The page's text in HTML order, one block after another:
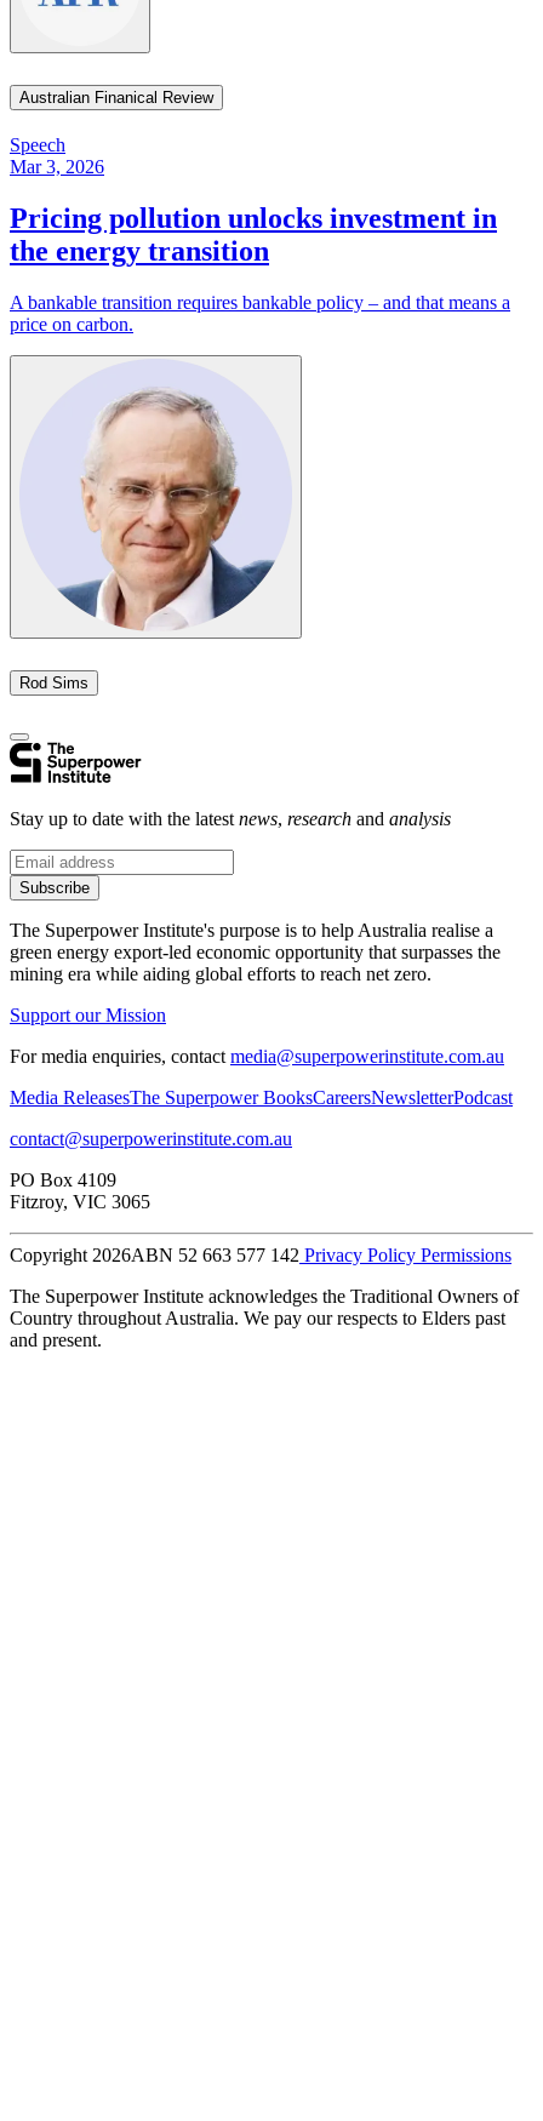
Australian Finanical Review​​​​‌ ‍ ​‍​‍‌‍ ‌ ​‍‌‍‍‌‌‍‌ ‌‍‍‌‌‍ ‍​‍​‍​ ‍‍​‍​‍‌ ​ ‌‍​‌‌‍ ‍‌‍‍‌‌ ‌​‌ ‍‌​‍ ‍‌‍‍‌‌‍ ​‍​‍​‍ ​​‍​‍‌‍‍​‌ ​‍‌‍‌‌‌‍‌‍​‍​‍​ ‍‍​‍​‍‌‍‍​‌ ‌​‌ ‌​‌ ​​​ ‍‍​‍ ​‍ ‌‍ ​‌‍ ‌‍​ ‌‍​‌‌‍ ​‌‍‍​‌‍ ‌ ​ ‌ ‌​​ ‍‍​ ​ ​ ​ ​ ​ ​ ​ ​‍ ‌‍‍‌‌‍ ‍‌ ‌​‌‍‌‌‌‍ ‍‌ ‌​​‍ ‌‍‌‌‌‍‌​‌‍‍‌‌ ‌​​‍ ‌‍ ‌‌‍ ‌‍‌​‌‍‌‌​ ‌‌ ​​‌ ​‍‌‍‌‌‌ ​ ‌‍‌‌‌‍ ‍‌ ‌​‌‍​‌‌ ‌​‌‍‍‌‌‍ ‌‍ ‍​ ‍ ‌‍‍‌‌‍‌​​ ‌​ ​​​ ‍‌​ ​‌​ ​‍‌‍​‌​ ‍​​ ‍​​ ​‌​‍ ‌‌‍‌​‌‍‌​​ ‍‌‌‍​‍​‍ ‌​ ‌​​ ​‌​ ‌‍‌‍​‌​‍ ‌​ ‍​‌‍‌‍‌‍‌‍​ ‍‌​‍ ‌‌‍‌​​ ‍​​ ‍​​ ‍‌​ ‌‌​ ​‌​ ​‌‌‍‌‌​ ‌​​ ‌‌​ ​ ​ ‍​​ ‍ ‌ ‌​‌ ‍‌‌ ​​‌‍‌‌​ ‌‌‍​‌‌ ‌‌‌ ‌​‌‍‍​‌‍ ‌ ​‍​ ‍ ‌ ​​‌‍​‌‌ ‌​‌‍‍​​ ‌‌‍ ‍‌‍​‌‌‍ ‌‌‍‌‌​ ‌‍​‍‌‍​‌‌ ​ ‌‍‌‌‌‌‌‌‌ ​‍‌‍ ​​ ‌‌‍‍​‌ ‌​‌ ‌​‌ ​​​‍‌‌​ ​ ‌​​‌​‍‌‌​ ​‍‌​‌‍​‍‌‌​ ​‍‌​‌‍‌‍ ​‌‍ ‌‍​ ‌‍​‌‌‍ ​‌‍‍​‌‍ ‌ ​ ‌ ‌​​‍‌‌​ ​ ‌​​‌​ ​ ​ ​ ​ ​ ​ ​ ​‍‌‍‌‍‍‌‌‍‌​​ ‌​ ​​​ ‍‌​ ​‌​ ​‍‌‍​‌​ ‍​​ ‍​​ ​‌​‍ ‌‌‍‌​‌‍‌​​ ‍‌‌‍​‍​‍ ‌​ ‌​​ ​‌​ ‌‍‌‍​‌​‍ ‌​ ‍​‌‍‌‍‌‍‌‍​ ‍‌​‍ ‌‌‍‌​​ ‍​​ ‍​​ ‍‌​ ‌‌​ ​‌​ ​‌‌‍‌‌​ ‌​​ ‌‌​ ​ ​ ‍​​‍‌‍‌ ‌​‌ ‍‌‌ ​​‌‍‌‌​ ‌‌‍​‌‌ ‌‌‌ ‌​‌‍‍​‌‍ ‌ ​‍​‍‌‍‌ ​​‌‍​‌‌ ‌​‌‍‍​​ ‌‌‍ ‍‌‍​‌‌‍ ‌‌‍‌‌​‍‌‍‌ ​​‌‍‌‌‌ ​‍‌ ​ ‌ ​​‌‍‌‌‌‍​ ‌ ‌​‌‍‍‌‌ ‌‍‌‍‌‌​ ‌‌ ​​‌ ‌‌‌‍​‍‌‍ ​‌‍‍‌‌ ​ ‌‍‍​‌‍‌‌‌‍‌​​‍​‍‌ ‌
Speech
Mar 3, 2026
Pricing pollution unlocks investment in
the energy transition​​​​‌ ‍ ​‍​‍‌‍ ‌ ​‍‌‍‍‌‌‍‌ ‌‍‍‌‌‍ ‍​‍​‍​ ‍‍​‍​‍‌ ​ ‌‍​‌‌‍ ‍‌‍‍‌‌ ‌​‌ ‍‌​‍ ‍‌‍‍‌‌‍ ​‍​‍​‍ ​​‍​‍‌‍‍​‌ ​‍‌‍‌‌‌‍‌‍​‍​‍​ ‍‍​‍​‍‌‍‍​‌ ‌​‌ ‌​‌ ​​​ ‍‍​‍ ​‍ ‌‍ ​‌‍ ‌‍​ ‌‍​‌‌‍ ​‌‍‍​‌‍ ‌ ​ ‌ ‌​​ ‍‍​ ​ ​ ​ ​ ​ ​ ​ ​‍ ‌‍‍‌‌‍ ‍‌ ‌​‌‍‌‌‌‍ ‍‌ ‌​​‍ ‌‍‌‌‌‍‌​‌‍‍‌‌ ‌​​‍ ‌‍ ‌‌‍ ‌‍‌​‌‍‌‌​ ‌‌ ​​‌ ​‍‌‍‌‌‌ ​ ‌‍‌‌‌‍ ‍‌ ‌​‌‍​‌‌ ‌​‌‍‍‌‌‍ ‌‍ ‍​ ‍ ‌‍‍‌‌‍‌​​ ‌​ ​‍​ ‍​‌‍​‍​ ​​​ ‌ ​ ​ ‌‍‌‌​ ‍‌​‍ ‌​ ​ ​ ​​‌‍​‍​ ​ ​‍ ‌​ ‌​​ ​‌​ ​ ​ ‌‌​‍ ‌​ ‍‌​ ‌‌‌‍​ ​ ‌‍​‍ ‌‌‍‌‍​ ‌‌‌‍​‌​ ​ ‌‍‌‌‌‍‌​​ ​‌​ ‌ ​ ‌ ‌‍​‌​ ‌‍​ ‌ ​ ‍ ‌ ‌​‌ ‍‌‌ ​​‌‍‌‌​ ‌‌‍ ‍‌‍‌‌‌ ‌ ‌ ​ ​ ‍ ‌ ​​‌‍​‌‌ ‌​‌‍‍​​ ‌‌ ‌​‌‍‍‌‌ ‌​‌‍ ​‌‍‌‌​ ‌‍​‍‌‍​‌‌ ​ ‌‍‌‌‌‌‌‌‌ ​‍‌‍ ​​ ‌‌‍‍​‌ ‌​‌ ‌​‌ ​​​‍‌‌​ ​ ‌​​‌​‍‌‌​ ​‍‌​‌‍​‍‌‌​ ​‍‌​‌‍‌‍ ​‌‍ ‌‍​ ‌‍​‌‌‍ ​‌‍‍​‌‍ ‌ ​ ‌ ‌​​‍‌‌​ ​ ‌​​‌​ ​ ​ ​ ​ ​ ​ ​ ​‍‌‍‌‍‍‌‌‍‌​​ ‌​ ​‍​ ‍​‌‍​‍​ ​​​ ‌ ​ ​ ‌‍‌‌​ ‍‌​‍ ‌​ ​ ​ ​​‌‍​‍​ ​ ​‍ ‌​ ‌​​ ​‌​ ​ ​ ‌‌​‍ ‌​ ‍‌​ ‌‌‌‍​ ​ ‌‍​‍ ‌‌‍‌‍​ ‌‌‌‍​‌​ ​ ‌‍‌‌‌‍‌​​ ​‌​ ‌ ​ ‌ ‌‍​‌​ ‌‍​ ‌ ​‍‌‍‌ ‌​‌ ‍‌‌ ​​‌‍‌‌​ ‌‌‍ ‍‌‍‌‌‌ ‌ ‌ ​ ​‍‌‍‌ ​​‌‍​‌‌ ‌​‌‍‍​​ ‌‌ ‌​‌‍‍‌‌ ‌​‌‍ ​‌‍‌‌​‍‌‍‌ ​​‌‍‌‌‌ ​‍‌ ​ ‌ ​​‌‍‌‌‌‍​ ‌ ‌​‌‍‍‌‌ ‌‍‌‍‌‌​ ‌‌ ​​‌ ‌‌‌‍​‍‌‍ ​‌‍‍‌‌ ​ ‌‍‍​‌‍‌‌‌‍‌​​‍​‍‌ ‌
A bankable transition requires bankable policy – and that means a
price on carbon.​​​​‌ ‍ ​‍​‍‌‍ ‌ ​‍‌‍‍‌‌‍‌ ‌‍‍‌‌‍ ‍​‍​‍​ ‍‍​‍​‍‌ ​ ‌‍​‌‌‍ ‍‌‍‍‌‌ ‌​‌ ‍‌​‍ ‍‌‍‍‌‌‍ ​‍​‍​‍ ​​‍​‍‌‍‍​‌ ​‍‌‍‌‌‌‍‌‍​‍​‍​ ‍‍​‍​‍‌‍‍​‌ ‌​‌ ‌​‌ ​​​ ‍‍​‍ ​‍ ‌‍ ​‌‍ ‌‍​ ‌‍​‌‌‍ ​‌‍‍​‌‍ ‌ ​ ‌ ‌​​ ‍‍​ ​ ​ ​ ​ ​ ​ ​ ​‍ ‌‍‍‌‌‍ ‍‌ ‌​‌‍‌‌‌‍ ‍‌ ‌​​‍ ‌‍‌‌‌‍‌​‌‍‍‌‌ ‌​​‍ ‌‍ ‌‌‍ ‌‍‌​‌‍‌‌​ ‌‌ ​​‌ ​‍‌‍‌‌‌ ​ ‌‍‌‌‌‍ ‍‌ ‌​‌‍​‌‌ ‌​‌‍‍‌‌‍ ‌‍ ‍​ ‍ ‌‍‍‌‌‍‌​​ ‌​ ​‍​ ‍​‌‍​‍​ ​​​ ‌ ​ ​ ‌‍‌‌​ ‍‌​‍ ‌​ ​ ​ ​​‌‍​‍​ ​ ​‍ ‌​ ‌​​ ​‌​ ​ ​ ‌‌​‍ ‌​ ‍‌​ ‌‌‌‍​ ​ ‌‍​‍ ‌‌‍‌‍​ ‌‌‌‍​‌​ ​ ‌‍‌‌‌‍‌​​ ​‌​ ‌ ​ ‌ ‌‍​‌​ ‌‍​ ‌ ​ ‍ ‌ ‌​‌ ‍‌‌ ​​‌‍‌‌​ ‌‌‍ ‍‌‍‌‌‌ ‌ ‌ ​ ​ ‍ ‌ ​​‌‍​‌‌ ‌​‌‍‍​​ ‌‌‍‌​‌‍‌‌‌ ​ ‌‍​ ‌ ​‍‌‍‍‌‌ ​​‌ ‌​‌‍‍‌‌‍ ‌‍ ‍​‍‌‌​ ‌‌‌​​‍‌‌ ‌‍‍ ‌‍‌‌‌ ‍‌​‍‌‌​ ​ ‌​‌​​‍‌‌​ ​ ‌​‌​​‍‌‌​ ​‍​ ​‍​ ​ ​ ‍​​ ​‍‌‍​ ‌‍‌‌​ ​ ​ ‌‍​ ‍‌​ ‌ ​ ‌​​ ‍​​ ​‍​‍‌‌​ ​‍​ ​‍​‍‌‌​ ‌‌‌​‌​​‍ ‍‌‍​ ‌‍‍​‌‍‍‌‌‍ ​‌‍‌​‌ ​‍‌‍‌‌‌‍ ‍​‍‌‌​ ‌‌‌​​‍‌‌ ‌‍‍ ‌‍‌‌‌ ‍‌​‍‌‌​ ​ ‌​‌​​‍‌‌​ ​ ‌​‌​​‍‌‌​ ​‍​ ​‍‌‍​‍​ ‌​​ ‌​​ ​‍‌‍‌‍‌‍‌‍​ ‍​‌‍​‍‌‍‌‍‌‍‌​​ ‌‌‌‍‌‍​‍‌‌​ ​‍​ ​‍​‍‌‌​ ‌‌‌​‌​​‍ ‍‌ ‌​‌‍‌‌‌ ‍​‌ ‌​​ ‌‍​‍‌‍​‌‌ ​ ‌‍‌‌‌‌‌‌‌ ​‍‌‍ ​​ ‌‌‍‍​‌ ‌​‌ ‌​‌ ​​​‍‌‌​ ​ ‌​​‌​‍‌‌​ ​‍‌​‌‍​‍‌‌​ ​‍‌​‌‍‌‍ ​‌‍ ‌‍​ ‌‍​‌‌‍ ​‌‍‍​‌‍ ‌ ​ ‌ ‌​​‍‌‌​ ​ ‌​​‌​ ​ ​ ​ ​ ​ ​ ​ ​‍‌‍‌‍‍‌‌‍‌​​ ‌​ ​‍​ ‍​‌‍​‍​ ​​​ ‌ ​ ​ ‌‍‌‌​ ‍‌​‍ ‌​ ​ ​ ​​‌‍​‍​ ​ ​‍ ‌​ ‌​​ ​‌​ ​ ​ ‌‌​‍ ‌​ ‍‌​ ‌‌‌‍​ ​ ‌‍​‍ ‌‌‍‌‍​ ‌‌‌‍​‌​ ​ ‌‍‌‌‌‍‌​​ ​‌​ ‌ ​ ‌ ‌‍​‌​ ‌‍​ ‌ ​‍‌‍‌ ‌​‌ ‍‌‌ ​​‌‍‌‌​ ‌‌‍ ‍‌‍‌‌‌ ‌ ‌ ​ ​‍‌‍‌ ​​‌‍​‌‌ ‌​‌‍‍​​ ‌‌‍‌​‌‍‌‌‌ ​ ‌‍​ ‌ ​‍‌‍‍‌‌ ​​‌ ‌​‌‍‍‌‌‍ ‌‍ ‍​‍‌‌​ ‌‌‌​​‍‌‌ ‌‍‍ ‌‍‌‌‌ ‍‌​‍‌‌​ ​ ‌​‌​​‍‌‌​ ​ ‌​‌​​‍‌‌​ ​‍​ ​‍​ ​ ​ ‍​​ ​‍‌‍​ ‌‍‌‌​ ​ ​ ‌‍​ ‍‌​ ‌ ​ ‌​​ ‍​​ ​‍​‍‌‌​ ​‍​ ​‍​‍‌‌​ ‌‌‌​‌​​‍ ‍‌‍​ ‌‍‍​‌‍‍‌‌‍ ​‌‍‌​‌ ​‍‌‍‌‌‌‍ ‍​‍‌‌​ ‌‌‌​​‍‌‌ ‌‍‍ ‌‍‌‌‌ ‍‌​‍‌‌​ ​ ‌​‌​​‍‌‌​ ​ ‌​‌​​‍‌‌​ ​‍​ ​‍‌‍​‍​ ‌​​ ‌​​ ​‍‌‍‌‍‌‍‌‍​ ‍​‌‍​‍‌‍‌‍‌‍‌​​ ‌‌‌‍‌‍​‍‌‌​ ​‍​ ​‍​‍‌‌​ ‌‌‌​‌​​‍ ‍‌ ‌​‌‍‌‌‌ ‍​‌ ‌​​‍‌‍‌ ​​‌‍‌‌‌ ​‍‌ ​ ‌ ​​‌‍‌‌‌‍​ ‌ ‌​‌‍‍‌‌ ‌‍‌‍‌‌​ ‌‌ ​​‌ ‌‌‌‍​‍‌‍ ​‌‍‍‌‌ ​ ‌‍‍​‌‍‌‌‌‍‌​​‍​‍‌ ‌
Rod Sims​​​​‌ ‍ ​‍​‍‌‍ ‌ ​‍‌‍‍‌‌‍‌ ‌‍‍‌‌‍ ‍​‍​‍​ ‍‍​‍​‍‌ ​ ‌‍​‌‌‍ ‍‌‍‍‌‌ ‌​‌ ‍‌​‍ ‍‌‍‍‌‌‍ ​‍​‍​‍ ​​‍​‍‌‍‍​‌ ​‍‌‍‌‌‌‍‌‍​‍​‍​ ‍‍​‍​‍‌‍‍​‌ ‌​‌ ‌​‌ ​​​ ‍‍​‍ ​‍ ‌‍ ​‌‍ ‌‍​ ‌‍​‌‌‍ ​‌‍‍​‌‍ ‌ ​ ‌ ‌​​ ‍‍​ ​ ​ ​ ​ ​ ​ ​ ​‍ ‌‍‍‌‌‍ ‍‌ ‌​‌‍‌‌‌‍ ‍‌ ‌​​‍ ‌‍‌‌‌‍‌​‌‍‍‌‌ ‌​​‍ ‌‍ ‌‌‍ ‌‍‌​‌‍‌‌​ ‌‌ ​​‌ ​‍‌‍‌‌‌ ​ ‌‍‌‌‌‍ ‍‌ ‌​‌‍​‌‌ ‌​‌‍‍‌‌‍ ‌‍ ‍​ ‍ ‌‍‍‌‌‍‌​​ ‌​ ‌‌​ ‍​​ ‌‌​ ​‍‌‍‌​​ ‍‌​ ‌‍​ ‍​​‍ ‌​ ‍​​ ‍‌‌‍​‍​ ‌ ​‍ ‌​ ‌​​ ‍​​ ‌​‌‍‌‍​‍ ‌‌‍​‍​ ​‍​ ‍​​ ‌‍​‍ ‌​ ‍‌​ ‌‌​ ​‌‌‍​ ‌‍​‌​ ​ ​ ‍​​ ​‍‌‍​ ​ ​‌​ ‌​​ ‍‌​ ‍ ‌ ‌​‌ ‍‌‌ ​​‌‍‌‌​ ‌‌‍​‌‌ ‌‌‌ ‌​‌‍‍​‌‍ ‌ ​‍​ ‍ ‌ ​​‌‍​‌‌ ‌​‌‍‍​​ ‌‌‍ ‍‌‍​‌‌‍ ‌‌‍‌‌​ ‌‍​‍‌‍​‌‌ ​ ‌‍‌‌‌‌‌‌‌ ​‍‌‍ ​​ ‌‌‍‍​‌ ‌​‌ ‌​‌ ​​​‍‌‌​ ​ ‌​​‌​‍‌‌​ ​‍‌​‌‍​‍‌‌​ ​‍‌​‌‍‌‍ ​‌‍ ‌‍​ ‌‍​‌‌‍ ​‌‍‍​‌‍ ‌ ​ ‌ ‌​​‍‌‌​ ​ ‌​​‌​ ​ ​ ​ ​ ​ ​ ​ ​‍‌‍‌‍‍‌‌‍‌​​ ‌​ ‌‌​ ‍​​ ‌‌​ ​‍‌‍‌​​ ‍‌​ ‌‍​ ‍​​‍ ‌​ ‍​​ ‍‌‌‍​‍​ ‌ ​‍ ‌​ ‌​​ ‍​​ ‌​‌‍‌‍​‍ ‌‌‍​‍​ ​‍​ ‍​​ ‌‍​‍ ‌​ ‍‌​ ‌‌​ ​‌‌‍​ ‌‍​‌​ ​ ​ ‍​​ ​‍‌‍​ ​ ​‌​ ‌​​ ‍‌​‍‌‍‌ ‌​‌ ‍‌‌ ​​‌‍‌‌​ ‌‌‍​‌‌ ‌‌‌ ‌​‌‍‍​‌‍ ‌ ​‍​‍‌‍‌ ​​‌‍​‌‌ ‌​‌‍‍​​ ‌‌‍ ‍‌‍​‌‌‍ ‌‌‍‌‌​‍‌‍‌ ​​‌‍‌‌‌ ​‍‌ ​ ‌ ​​‌‍‌‌‌‍​ ‌ ‌​‌‍‍‌‌ ‌‍‌‍‌‌​ ‌‌ ​​‌ ‌‌‌‍​‍‌‍ ​‌‍‍‌‌ ​ ‌‍‍​‌‍‌‌‌‍‌​​‍​‍‌ ‌
Stay up to date with the latest news, research and analysis
Subscribe
The Superpower Institute's purpose is to help Australia realise a
green energy export-led economic opportunity that surpasses the
mining era while aiding global efforts to reach net zero.​​​​‌ ‍ ​‍​‍‌‍ ‌ ​‍‌‍‍‌‌‍‌ ‌‍‍‌‌‍ ‍​‍​‍​ ‍‍​‍​‍‌ ​ ‌‍​‌‌‍ ‍‌‍‍‌‌ ‌​‌ ‍‌​‍ ‍‌‍‍‌‌‍ ​‍​‍​‍ ​​‍​‍‌‍‍​‌ ​‍‌‍‌‌‌‍‌‍​‍​‍​ ‍‍​‍​‍‌‍‍​‌ ‌​‌ ‌​‌ ​​​ ‍‍​‍ ​‍ ‌‍ ​‌‍ ‌‍​ ‌‍​‌‌‍ ​‌‍‍​‌‍ ‌ ​ ‌ ‌​​ ‍‍​ ​ ​ ​ ​ ​ ​ ​ ​‍ ‌‍‍‌‌‍ ‍‌ ‌​‌‍‌‌‌‍ ‍‌ ‌​​‍ ‌‍‌‌‌‍‌​‌‍‍‌‌ ‌​​‍ ‌‍ ‌‌‍ ‌‍‌​‌‍‌‌​ ‌‌ ​​‌ ​‍‌‍‌‌‌ ​ ‌‍‌‌‌‍ ‍‌ ‌​‌‍​‌‌ ‌​‌‍‍‌‌‍ ‌‍ ‍​ ‍ ‌‍‍‌‌‍‌​​ ‌​ ​‍​ ‌‍​ ‌‌​ ‌‍​ ​​‌‍‌‌​ ‍​​ ​​​‍ ‌​ ‌ ​ ‌​​ ‌‍​ ‌‌​‍ ‌​ ‌​​ ‍​​ ​ ​ ‍‌​‍ ‌​ ‍​​ ‌‍​ ​‍​ ‍‌​‍ ‌​ ‌‌​ ‌‌​ ‌ ​ ​‍‌‍‌‍​ ‍​​ ​‍​ ‍‌​ ‌‌​ ‍​​ ​​‌‍‌‌​ ‍ ‌ ‌​‌ ‍‌‌ ​​‌‍‌‌​ ‌‌ ​ ‌‍‌‌‌ ‌​‌ ‌​‌‍‍‌‌‍ ‍‌‍‌ ‌ ​ ​ ‍ ‌ ​​‌‍​‌‌ ‌​‌‍‍​​ ‌‌‍‌‍‌‍ ‌‍ ‌ ‌​‌‍‌‌‌ ​‍‌‌‌​‌‍‌‌‌ ‍​‌ ‌​​ ‌‍​‍‌‍​‌‌ ​ ‌‍‌‌‌‌‌‌‌ ​‍‌‍ ​​ ‌‌‍‍​‌ ‌​‌ ‌​‌ ​​​‍‌‌​ ​ ‌​​‌​‍‌‌​ ​‍‌​‌‍​‍‌‌​ ​‍‌​‌‍‌‍ ​‌‍ ‌‍​ ‌‍​‌‌‍ ​‌‍‍​‌‍ ‌ ​ ‌ ‌​​‍‌‌​ ​ ‌​​‌​ ​ ​ ​ ​ ​ ​ ​ ​‍‌‍‌‍‍‌‌‍‌​​ ‌​ ​‍​ ‌‍​ ‌‌​ ‌‍​ ​​‌‍‌‌​ ‍​​ ​​​‍ ‌​ ‌ ​ ‌​​ ‌‍​ ‌‌​‍ ‌​ ‌​​ ‍​​ ​ ​ ‍‌​‍ ‌​ ‍​​ ‌‍​ ​‍​ ‍‌​‍ ‌​ ‌‌​ ‌‌​ ‌ ​ ​‍‌‍‌‍​ ‍​​ ​‍​ ‍‌​ ‌‌​ ‍​​ ​​‌‍‌‌​‍‌‍‌ ‌​‌ ‍‌‌ ​​‌‍‌‌​ ‌‌ ​ ‌‍‌‌‌ ‌​‌ ‌​‌‍‍‌‌‍ ‍‌‍‌ ‌ ​ ​‍‌‍‌ ​​‌‍​‌‌ ‌​‌‍‍​​ ‌‌‍‌‍‌‍ ‌‍ ‌ ‌​‌‍‌‌‌ ​‍‌‌‌​‌‍‌‌‌ ‍​‌ ‌​​‍‌‍‌ ​​‌‍‌‌‌ ​‍‌ ​ ‌ ​​‌‍‌‌‌‍​ ‌ ‌​‌‍‍‌‌ ‌‍‌‍‌‌​ ‌‌ ​​‌ ‌‌‌‍​‍‌‍ ​‌‍‍‌‌ ​ ‌‍‍​‌‍‌‌‌‍‌​​‍​‍‌ ‌
Support our Mission
For media enquiries, contact media@superpowerinstitute.com.au
Media Releases​​​​‌ ‍ ​‍​‍‌‍ ‌ ​‍‌‍‍‌‌‍‌ ‌‍‍‌‌‍ ‍​‍​‍​ ‍‍​‍​‍‌ ​ ‌‍​‌‌‍ ‍‌‍‍‌‌ ‌​‌ ‍‌​‍ ‍‌‍‍‌‌‍ ​‍​‍​‍ ​​‍​‍‌‍‍​‌ ​‍‌‍‌‌‌‍‌‍​‍​‍​ ‍‍​‍​‍‌‍‍​‌ ‌​‌ ‌​‌ ​​​ ‍‍​‍ ​‍ ‌‍ ​‌‍ ‌‍​ ‌‍​‌‌‍ ​‌‍‍​‌‍ ‌ ​ ‌ ‌​​ ‍‍​ ​ ​ ​ ​ ​ ​ ​ ​‍ ‌‍‍‌‌‍ ‍‌ ‌​‌‍‌‌‌‍ ‍‌ ‌​​‍ ‌‍‌‌‌‍‌​‌‍‍‌‌ ‌​​‍ ‌‍ ‌‌‍ ‌‍‌​‌‍‌‌​ ‌‌ ​​‌ ​‍‌‍‌‌‌ ​ ‌‍‌‌‌‍ ‍‌ ‌​‌‍​‌‌ ‌​‌‍‍‌‌‍ ‌‍ ‍​ ‍ ‌‍‍‌‌‍‌​​ ‌​ ​‍​ ‌‍​ ‌‌​ ‌‍​ ​​‌‍‌‌​ ‍​​ ​​​‍ ‌​ ‌ ​ ‌​​ ‌‍​ ‌‌​‍ ‌​ ‌​​ ‍​​ ​ ​ ‍‌​‍ ‌​ ‍​​ ‌‍​ ​‍​ ‍‌​‍ ‌​ ‌‌​ ‌‌​ ‌ ​ ​‍‌‍‌‍​ ‍​​ ​‍​ ‍‌​ ‌‌​ ‍​​ ​​‌‍‌‌​ ‍ ‌ ‌​‌ ‍‌‌ ​​‌‍‌‌​ ‌‌ ​ ‌‍‌‌‌ ‌​‌ ‌​‌‍‍‌‌‍ ‍‌‍‌ ‌ ​ ​ ‍ ‌ ​​‌‍​‌‌ ‌​‌‍‍​​ ‌‌‍‌‍‌‍ ‌‍ ‌ ‌​‌‍‌‌‌ ​‍‌​ ‌‌‍‌‌‌‍ ‍‌ ‌‌‌​‍‌‌ ‌​‌‍‌‌‌‍ ‌‌ ​ ​‍‌‌​ ‌‌‌​​‍‌‌ ‌‍‍ ‌‍‌‌‌ ‍‌​‍‌‌​ ​ ‌​‌​​‍‌‌​ ​ ‌​‌​​‍‌‌​ ​‍​ ​‍‌‍​ ‌‍​‌​ ‌​​ ​​​ ‍‌‌‍‌​​ ​‍​ ‌‍‌‍​ ​ ‌ ‌‍‌‌​ ‌‌​‍‌‌​ ​‍​ ​‍​‍‌‌​ ‌‌‌​‌​​‍ ‍‌‍ ​‌‍​‌‌‍​‍‌‍‌‌‌‍ ​​ ‌‍​‍‌‍​‌‌ ​ ‌‍‌‌‌‌‌‌‌ ​‍‌‍ ​​ ‌‌‍‍​‌ ‌​‌ ‌​‌ ​​​‍‌‌​ ​ ‌​​‌​‍‌‌​ ​‍‌​‌‍​‍‌‌​ ​‍‌​‌‍‌‍ ​‌‍ ‌‍​ ‌‍​‌‌‍ ​‌‍‍​‌‍ ‌ ​ ‌ ‌​​‍‌‌​ ​ ‌​​‌​ ​ ​ ​ ​ ​ ​ ​ ​‍‌‍‌‍‍‌‌‍‌​​ ‌​ ​‍​ ‌‍​ ‌‌​ ‌‍​ ​​‌‍‌‌​ ‍​​ ​​​‍ ‌​ ‌ ​ ‌​​ ‌‍​ ‌‌​‍ ‌​ ‌​​ ‍​​ ​ ​ ‍‌​‍ ‌​ ‍​​ ‌‍​ ​‍​ ‍‌​‍ ‌​ ‌‌​ ‌‌​ ‌ ​ ​‍‌‍‌‍​ ‍​​ ​‍​ ‍‌​ ‌‌​ ‍​​ ​​‌‍‌‌​‍‌‍‌ ‌​‌ ‍‌‌ ​​‌‍‌‌​ ‌‌ ​ ‌‍‌‌‌ ‌​‌ ‌​‌‍‍‌‌‍ ‍‌‍‌ ‌ ​ ​‍‌‍‌ ​​‌‍​‌‌ ‌​‌‍‍​​ ‌‌‍‌‍‌‍ ‌‍ ‌ ‌​‌‍‌‌‌ ​‍‌​ ‌‌‍‌‌‌‍ ‍‌ ‌‌‌​‍‌‌ ‌​‌‍‌‌‌‍ ‌‌ ​ ​‍‌‌​ ‌‌‌​​‍‌‌ ‌‍‍ ‌‍‌‌‌ ‍‌​‍‌‌​ ​ ‌​‌​​‍‌‌​ ​ ‌​‌​​‍‌‌​ ​‍​ ​‍‌‍​ ‌‍​‌​ ‌​​ ​​​ ‍‌‌‍‌​​ ​‍​ ‌‍‌‍​ ​ ‌ ‌‍‌‌​ ‌‌​‍‌‌​ ​‍​ ​‍​‍‌‌​ ‌‌‌​‌​​‍ ‍‌‍ ​‌‍​‌‌‍​‍‌‍‌‌‌‍ ​​‍‌‍‌ ​​‌‍‌‌‌ ​‍‌ ​ ‌ ​​‌‍‌‌‌‍​ ‌ ‌​‌‍‍‌‌ ‌‍‌‍‌‌​ ‌‌ ​​‌ ‌‌‌‍​‍‌‍ ​‌‍‍‌‌ ​ ‌‍‍​‌‍‌‌‌‍‌​​‍​‍‌ ‌The Superpower Books​​​​‌ ‍ ​‍​‍‌‍ ‌ ​‍‌‍‍‌‌‍‌ ‌‍‍‌‌‍ ‍​‍​‍​ ‍‍​‍​‍‌ ​ ‌‍​‌‌‍ ‍‌‍‍‌‌ ‌​‌ ‍‌​‍ ‍‌‍‍‌‌‍ ​‍​‍​‍ ​​‍​‍‌‍‍​‌ ​‍‌‍‌‌‌‍‌‍​‍​‍​ ‍‍​‍​‍‌‍‍​‌ ‌​‌ ‌​‌ ​​​ ‍‍​‍ ​‍ ‌‍ ​‌‍ ‌‍​ ‌‍​‌‌‍ ​‌‍‍​‌‍ ‌ ​ ‌ ‌​​ ‍‍​ ​ ​ ​ ​ ​ ​ ​ ​‍ ‌‍‍‌‌‍ ‍‌ ‌​‌‍‌‌‌‍ ‍‌ ‌​​‍ ‌‍‌‌‌‍‌​‌‍‍‌‌ ‌​​‍ ‌‍ ‌‌‍ ‌‍‌​‌‍‌‌​ ‌‌ ​​‌ ​‍‌‍‌‌‌ ​ ‌‍‌‌‌‍ ‍‌ ‌​‌‍​‌‌ ‌​‌‍‍‌‌‍ ‌‍ ‍​ ‍ ‌‍‍‌‌‍‌​​ ‌​ ​‍​ ‌‍​ ‌‌​ ‌‍​ ​​‌‍‌‌​ ‍​​ ​​​‍ ‌​ ‌ ​ ‌​​ ‌‍​ ‌‌​‍ ‌​ ‌​​ ‍​​ ​ ​ ‍‌​‍ ‌​ ‍​​ ‌‍​ ​‍​ ‍‌​‍ ‌​ ‌‌​ ‌‌​ ‌ ​ ​‍‌‍‌‍​ ‍​​ ​‍​ ‍‌​ ‌‌​ ‍​​ ​​‌‍‌‌​ ‍ ‌ ‌​‌ ‍‌‌ ​​‌‍‌‌​ ‌‌ ​ ‌‍‌‌‌ ‌​‌ ‌​‌‍‍‌‌‍ ‍‌‍‌ ‌ ​ ​ ‍ ‌ ​​‌‍​‌‌ ‌​‌‍‍​​ ‌‌‍‌‍‌‍ ‌‍ ‌ ‌​‌‍‌‌‌ ​‍‌​ ‌‌‍‌‌‌‍ ‍‌ ‌‌‌​‍‌‌ ‌​‌‍‌‌‌‍ ‌‌ ​ ​‍‌‌​ ‌‌‌​​‍‌‌ ‌‍‍ ‌‍‌‌‌ ‍‌​‍‌‌​ ​ ‌​‌​​‍‌‌​ ​ ‌​‌​​‍‌‌​ ​‍​ ​‍​ ‌‍​ ‌ ​ ‌‌​ ​​​ ​‍​ ‌​‌‍‌​​ ‍​‌‍‌‌​ ‌‌‌‍‌‌​ ‍​​‍‌‌​ ​‍​ ​‍​‍‌‌​ ‌‌‌​‌​​‍ ‍‌‍ ​‌‍​‌‌‍​‍‌‍‌‌‌‍ ​​ ‌‍​‍‌‍​‌‌ ​ ‌‍‌‌‌‌‌‌‌ ​‍‌‍ ​​ ‌‌‍‍​‌ ‌​‌ ‌​‌ ​​​‍‌‌​ ​ ‌​​‌​‍‌‌​ ​‍‌​‌‍​‍‌‌​ ​‍‌​‌‍‌‍ ​‌‍ ‌‍​ ‌‍​‌‌‍ ​‌‍‍​‌‍ ‌ ​ ‌ ‌​​‍‌‌​ ​ ‌​​‌​ ​ ​ ​ ​ ​ ​ ​ ​‍‌‍‌‍‍‌‌‍‌​​ ‌​ ​‍​ ‌‍​ ‌‌​ ‌‍​ ​​‌‍‌‌​ ‍​​ ​​​‍ ‌​ ‌ ​ ‌​​ ‌‍​ ‌‌​‍ ‌​ ‌​​ ‍​​ ​ ​ ‍‌​‍ ‌​ ‍​​ ‌‍​ ​‍​ ‍‌​‍ ‌​ ‌‌​ ‌‌​ ‌ ​ ​‍‌‍‌‍​ ‍​​ ​‍​ ‍‌​ ‌‌​ ‍​​ ​​‌‍‌‌​‍‌‍‌ ‌​‌ ‍‌‌ ​​‌‍‌‌​ ‌‌ ​ ‌‍‌‌‌ ‌​‌ ‌​‌‍‍‌‌‍ ‍‌‍‌ ‌ ​ ​‍‌‍‌ ​​‌‍​‌‌ ‌​‌‍‍​​ ‌‌‍‌‍‌‍ ‌‍ ‌ ‌​‌‍‌‌‌ ​‍‌​ ‌‌‍‌‌‌‍ ‍‌ ‌‌‌​‍‌‌ ‌​‌‍‌‌‌‍ ‌‌ ​ ​‍‌‌​ ‌‌‌​​‍‌‌ ‌‍‍ ‌‍‌‌‌ ‍‌​‍‌‌​ ​ ‌​‌​​‍‌‌​ ​ ‌​‌​​‍‌‌​ ​‍​ ​‍​ ‌‍​ ‌ ​ ‌‌​ ​​​ ​‍​ ‌​‌‍‌​​ ‍​‌‍‌‌​ ‌‌‌‍‌‌​ ‍​​‍‌‌​ ​‍​ ​‍​‍‌‌​ ‌‌‌​‌​​‍ ‍‌‍ ​‌‍​‌‌‍​‍‌‍‌‌‌‍ ​​‍‌‍‌ ​​‌‍‌‌‌ ​‍‌ ​ ‌ ​​‌‍‌‌‌‍​ ‌ ‌​‌‍‍‌‌ ‌‍‌‍‌‌​ ‌‌ ​​‌ ‌‌‌‍​‍‌‍ ​‌‍‍‌‌ ​ ‌‍‍​‌‍‌‌‌‍‌​​‍​‍‌ ‌Careers​​​​‌ ‍ ​‍​‍‌‍ ‌ ​‍‌‍‍‌‌‍‌ ‌‍‍‌‌‍ ‍​‍​‍​ ‍‍​‍​‍‌ ​ ‌‍​‌‌‍ ‍‌‍‍‌‌ ‌​‌ ‍‌​‍ ‍‌‍‍‌‌‍ ​‍​‍​‍ ​​‍​‍‌‍‍​‌ ​‍‌‍‌‌‌‍‌‍​‍​‍​ ‍‍​‍​‍‌‍‍​‌ ‌​‌ ‌​‌ ​​​ ‍‍​‍ ​‍ ‌‍ ​‌‍ ‌‍​ ‌‍​‌‌‍ ​‌‍‍​‌‍ ‌ ​ ‌ ‌​​ ‍‍​ ​ ​ ​ ​ ​ ​ ​ ​‍ ‌‍‍‌‌‍ ‍‌ ‌​‌‍‌‌‌‍ ‍‌ ‌​​‍ ‌‍‌‌‌‍‌​‌‍‍‌‌ ‌​​‍ ‌‍ ‌‌‍ ‌‍‌​‌‍‌‌​ ‌‌ ​​‌ ​‍‌‍‌‌‌ ​ ‌‍‌‌‌‍ ‍‌ ‌​‌‍​‌‌ ‌​‌‍‍‌‌‍ ‌‍ ‍​ ‍ ‌‍‍‌‌‍‌​​ ‌​ ​‍​ ‌‍​ ‌‌​ ‌‍​ ​​‌‍‌‌​ ‍​​ ​​​‍ ‌​ ‌ ​ ‌​​ ‌‍​ ‌‌​‍ ‌​ ‌​​ ‍​​ ​ ​ ‍‌​‍ ‌​ ‍​​ ‌‍​ ​‍​ ‍‌​‍ ‌​ ‌‌​ ‌‌​ ‌ ​ ​‍‌‍‌‍​ ‍​​ ​‍​ ‍‌​ ‌‌​ ‍​​ ​​‌‍‌‌​ ‍ ‌ ‌​‌ ‍‌‌ ​​‌‍‌‌​ ‌‌ ​ ‌‍‌‌‌ ‌​‌ ‌​‌‍‍‌‌‍ ‍‌‍‌ ‌ ​ ​ ‍ ‌ ​​‌‍​‌‌ ‌​‌‍‍​​ ‌‌‍‌‍‌‍ ‌‍ ‌ ‌​‌‍‌‌‌ ​‍‌​ ‌‌‍‌‌‌‍ ‍‌ ‌‌‌​‍‌‌ ‌​‌‍‌‌‌‍ ‌‌ ​ ​‍‌‌​ ‌‌‌​​‍‌‌ ‌‍‍ ‌‍‌‌‌ ‍‌​‍‌‌​ ​ ‌​‌​​‍‌‌​ ​ ‌​‌​​‍‌‌​ ​‍​ ​‍‌‍‌‌​ ‌‌‌‍‌​​ ‌‍​ ‌ ‌‍‌​‌‍​‌​ ‌ ​ ‌ ​ ‌ ​ ​​‌‍​‌​‍‌‌​ ​‍​ ​‍​‍‌‌​ ‌‌‌​‌​​‍ ‍‌‍ ​‌‍​‌‌‍​‍‌‍‌‌‌‍ ​​ ‌‍​‍‌‍​‌‌ ​ ‌‍‌‌‌‌‌‌‌ ​‍‌‍ ​​ ‌‌‍‍​‌ ‌​‌ ‌​‌ ​​​‍‌‌​ ​ ‌​​‌​‍‌‌​ ​‍‌​‌‍​‍‌‌​ ​‍‌​‌‍‌‍ ​‌‍ ‌‍​ ‌‍​‌‌‍ ​‌‍‍​‌‍ ‌ ​ ‌ ‌​​‍‌‌​ ​ ‌​​‌​ ​ ​ ​ ​ ​ ​ ​ ​‍‌‍‌‍‍‌‌‍‌​​ ‌​ ​‍​ ‌‍​ ‌‌​ ‌‍​ ​​‌‍‌‌​ ‍​​ ​​​‍ ‌​ ‌ ​ ‌​​ ‌‍​ ‌‌​‍ ‌​ ‌​​ ‍​​ ​ ​ ‍‌​‍ ‌​ ‍​​ ‌‍​ ​‍​ ‍‌​‍ ‌​ ‌‌​ ‌‌​ ‌ ​ ​‍‌‍‌‍​ ‍​​ ​‍​ ‍‌​ ‌‌​ ‍​​ ​​‌‍‌‌​‍‌‍‌ ‌​‌ ‍‌‌ ​​‌‍‌‌​ ‌‌ ​ ‌‍‌‌‌ ‌​‌ ‌​‌‍‍‌‌‍ ‍‌‍‌ ‌ ​ ​‍‌‍‌ ​​‌‍​‌‌ ‌​‌‍‍​​ ‌‌‍‌‍‌‍ ‌‍ ‌ ‌​‌‍‌‌‌ ​‍‌​ ‌‌‍‌‌‌‍ ‍‌ ‌‌‌​‍‌‌ ‌​‌‍‌‌‌‍ ‌‌ ​ ​‍‌‌​ ‌‌‌​​‍‌‌ ‌‍‍ ‌‍‌‌‌ ‍‌​‍‌‌​ ​ ‌​‌​​‍‌‌​ ​ ‌​‌​​‍‌‌​ ​‍​ ​‍‌‍‌‌​ ‌‌‌‍‌​​ ‌‍​ ‌ ‌‍‌​‌‍​‌​ ‌ ​ ‌ ​ ‌ ​ ​​‌‍​‌​‍‌‌​ ​‍​ ​‍​‍‌‌​ ‌‌‌​‌​​‍ ‍‌‍ ​‌‍​‌‌‍​‍‌‍‌‌‌‍ ​​‍‌‍‌ ​​‌‍‌‌‌ ​‍‌ ​ ‌ ​​‌‍‌‌‌‍​ ‌ ‌​‌‍‍‌‌ ‌‍‌‍‌‌​ ‌‌ ​​‌ ‌‌‌‍​‍‌‍ ​‌‍‍‌‌ ​ ‌‍‍​‌‍‌‌‌‍‌​​‍​‍‌ ‌Newsletter​​​​‌ ‍ ​‍​‍‌‍ ‌ ​‍‌‍‍‌‌‍‌ ‌‍‍‌‌‍ ‍​‍​‍​ ‍‍​‍​‍‌ ​ ‌‍​‌‌‍ ‍‌‍‍‌‌ ‌​‌ ‍‌​‍ ‍‌‍‍‌‌‍ ​‍​‍​‍ ​​‍​‍‌‍‍​‌ ​‍‌‍‌‌‌‍‌‍​‍​‍​ ‍‍​‍​‍‌‍‍​‌ ‌​‌ ‌​‌ ​​​ ‍‍​‍ ​‍ ‌‍ ​‌‍ ‌‍​ ‌‍​‌‌‍ ​‌‍‍​‌‍ ‌ ​ ‌ ‌​​ ‍‍​ ​ ​ ​ ​ ​ ​ ​ ​‍ ‌‍‍‌‌‍ ‍‌ ‌​‌‍‌‌‌‍ ‍‌ ‌​​‍ ‌‍‌‌‌‍‌​‌‍‍‌‌ ‌​​‍ ‌‍ ‌‌‍ ‌‍‌​‌‍‌‌​ ‌‌ ​​‌ ​‍‌‍‌‌‌ ​ ‌‍‌‌‌‍ ‍‌ ‌​‌‍​‌‌ ‌​‌‍‍‌‌‍ ‌‍ ‍​ ‍ ‌‍‍‌‌‍‌​​ ‌​ ​‍​ ‌‍​ ‌‌​ ‌‍​ ​​‌‍‌‌​ ‍​​ ​​​‍ ‌​ ‌ ​ ‌​​ ‌‍​ ‌‌​‍ ‌​ ‌​​ ‍​​ ​ ​ ‍‌​‍ ‌​ ‍​​ ‌‍​ ​‍​ ‍‌​‍ ‌​ ‌‌​ ‌‌​ ‌ ​ ​‍‌‍‌‍​ ‍​​ ​‍​ ‍‌​ ‌‌​ ‍​​ ​​‌‍‌‌​ ‍ ‌ ‌​‌ ‍‌‌ ​​‌‍‌‌​ ‌‌ ​ ‌‍‌‌‌ ‌​‌ ‌​‌‍‍‌‌‍ ‍‌‍‌ ‌ ​ ​ ‍ ‌ ​​‌‍​‌‌ ‌​‌‍‍​​ ‌‌‍‌‍‌‍ ‌‍ ‌ ‌​‌‍‌‌‌ ​‍‌​ ‌‌‍‌‌‌‍ ‍‌ ‌‌‌​‍‌‌ ‌​‌‍‌‌‌‍ ‌‌ ​ ​‍‌‌​ ‌‌‌​​‍‌‌ ‌‍‍ ‌‍‌‌‌ ‍‌​‍‌‌​ ​ ‌​‌​​‍‌‌​ ​ ‌​‌​​‍‌‌​ ​‍​ ​‍​ ​‍‌‍​‍​ ​​​ ​ ​ ‍‌​ ​‍‌‍​‌​ ‍​‌‍​‌​ ‌ ​ ​​‌‍‌‍​‍‌‌​ ​‍​ ​‍​‍‌‌​ ‌‌‌​‌​​‍ ‍‌‍ ​‌‍​‌‌‍​‍‌‍‌‌‌‍ ​​ ‌‍​‍‌‍​‌‌ ​ ‌‍‌‌‌‌‌‌‌ ​‍‌‍ ​​ ‌‌‍‍​‌ ‌​‌ ‌​‌ ​​​‍‌‌​ ​ ‌​​‌​‍‌‌​ ​‍‌​‌‍​‍‌‌​ ​‍‌​‌‍‌‍ ​‌‍ ‌‍​ ‌‍​‌‌‍ ​‌‍‍​‌‍ ‌ ​ ‌ ‌​​‍‌‌​ ​ ‌​​‌​ ​ ​ ​ ​ ​ ​ ​ ​‍‌‍‌‍‍‌‌‍‌​​ ‌​ ​‍​ ‌‍​ ‌‌​ ‌‍​ ​​‌‍‌‌​ ‍​​ ​​​‍ ‌​ ‌ ​ ‌​​ ‌‍​ ‌‌​‍ ‌​ ‌​​ ‍​​ ​ ​ ‍‌​‍ ‌​ ‍​​ ‌‍​ ​‍​ ‍‌​‍ ‌​ ‌‌​ ‌‌​ ‌ ​ ​‍‌‍‌‍​ ‍​​ ​‍​ ‍‌​ ‌‌​ ‍​​ ​​‌‍‌‌​‍‌‍‌ ‌​‌ ‍‌‌ ​​‌‍‌‌​ ‌‌ ​ ‌‍‌‌‌ ‌​‌ ‌​‌‍‍‌‌‍ ‍‌‍‌ ‌ ​ ​‍‌‍‌ ​​‌‍​‌‌ ‌​‌‍‍​​ ‌‌‍‌‍‌‍ ‌‍ ‌ ‌​‌‍‌‌‌ ​‍‌​ ‌‌‍‌‌‌‍ ‍‌ ‌‌‌​‍‌‌ ‌​‌‍‌‌‌‍ ‌‌ ​ ​‍‌‌​ ‌‌‌​​‍‌‌ ‌‍‍ ‌‍‌‌‌ ‍‌​‍‌‌​ ​ ‌​‌​​‍‌‌​ ​ ‌​‌​​‍‌‌​ ​‍​ ​‍​ ​‍‌‍​‍​ ​​​ ​ ​ ‍‌​ ​‍‌‍​‌​ ‍​‌‍​‌​ ‌ ​ ​​‌‍‌‍​‍‌‌​ ​‍​ ​‍​‍‌‌​ ‌‌‌​‌​​‍ ‍‌‍ ​‌‍​‌‌‍​‍‌‍‌‌‌‍ ​​‍‌‍‌ ​​‌‍‌‌‌ ​‍‌ ​ ‌ ​​‌‍‌‌‌‍​ ‌ ‌​‌‍‍‌‌ ‌‍‌‍‌‌​ ‌‌ ​​‌ ‌‌‌‍​‍‌‍ ​‌‍‍‌‌ ​ ‌‍‍​‌‍‌‌‌‍‌​​‍​‍‌ ‌Podcast​​​​‌ ‍ ​‍​‍‌‍ ‌ ​‍‌‍‍‌‌‍‌ ‌‍‍‌‌‍ ‍​‍​‍​ ‍‍​‍​‍‌ ​ ‌‍​‌‌‍ ‍‌‍‍‌‌ ‌​‌ ‍‌​‍ ‍‌‍‍‌‌‍ ​‍​‍​‍ ​​‍​‍‌‍‍​‌ ​‍‌‍‌‌‌‍‌‍​‍​‍​ ‍‍​‍​‍‌‍‍​‌ ‌​‌ ‌​‌ ​​​ ‍‍​‍ ​‍ ‌‍ ​‌‍ ‌‍​ ‌‍​‌‌‍ ​‌‍‍​‌‍ ‌ ​ ‌ ‌​​ ‍‍​ ​ ​ ​ ​ ​ ​ ​ ​‍ ‌‍‍‌‌‍ ‍‌ ‌​‌‍‌‌‌‍ ‍‌ ‌​​‍ ‌‍‌‌‌‍‌​‌‍‍‌‌ ‌​​‍ ‌‍ ‌‌‍ ‌‍‌​‌‍‌‌​ ‌‌ ​​‌ ​‍‌‍‌‌‌ ​ ‌‍‌‌‌‍ ‍‌ ‌​‌‍​‌‌ ‌​‌‍‍‌‌‍ ‌‍ ‍​ ‍ ‌‍‍‌‌‍‌​​ ‌​ ​‍​ ‌‍​ ‌‌​ ‌‍​ ​​‌‍‌‌​ ‍​​ ​​​‍ ‌​ ‌ ​ ‌​​ ‌‍​ ‌‌​‍ ‌​ ‌​​ ‍​​ ​ ​ ‍‌​‍ ‌​ ‍​​ ‌‍​ ​‍​ ‍‌​‍ ‌​ ‌‌​ ‌‌​ ‌ ​ ​‍‌‍‌‍​ ‍​​ ​‍​ ‍‌​ ‌‌​ ‍​​ ​​‌‍‌‌​ ‍ ‌ ‌​‌ ‍‌‌ ​​‌‍‌‌​ ‌‌ ​ ‌‍‌‌‌ ‌​‌ ‌​‌‍‍‌‌‍ ‍‌‍‌ ‌ ​ ​ ‍ ‌ ​​‌‍​‌‌ ‌​‌‍‍​​ ‌‌‍‌‍‌‍ ‌‍ ‌ ‌​‌‍‌‌‌ ​‍‌​ ‌‌‍‌‌‌‍ ‍‌ ‌‌‌​‍‌‌ ‌​‌‍‌‌‌‍ ‌‌ ​ ​‍‌‌​ ‌‌‌​​‍‌‌ ‌‍‍ ‌‍‌‌‌ ‍‌​‍‌‌​ ​ ‌​‌​​‍‌‌​ ​ ‌​‌​​‍‌‌​ ​‍​ ​‍​ ‌‍‌‍‌‌​ ‍​​ ​ ​ ​​​ ‍‌​ ‌​​ ​​​ ​‍‌‍‌‍‌‍​ ​ ​‍​‍‌‌​ ​‍​ ​‍​‍‌‌​ ‌‌‌​‌​​‍ ‍‌‍ ​‌‍​‌‌‍​‍‌‍‌‌‌‍ ​​ ‌‍​‍‌‍​‌‌ ​ ‌‍‌‌‌‌‌‌‌ ​‍‌‍ ​​ ‌‌‍‍​‌ ‌​‌ ‌​‌ ​​​‍‌‌​ ​ ‌​​‌​‍‌‌​ ​‍‌​‌‍​‍‌‌​ ​‍‌​‌‍‌‍ ​‌‍ ‌‍​ ‌‍​‌‌‍ ​‌‍‍​‌‍ ‌ ​ ‌ ‌​​‍‌‌​ ​ ‌​​‌​ ​ ​ ​ ​ ​ ​ ​ ​‍‌‍‌‍‍‌‌‍‌​​ ‌​ ​‍​ ‌‍​ ‌‌​ ‌‍​ ​​‌‍‌‌​ ‍​​ ​​​‍ ‌​ ‌ ​ ‌​​ ‌‍​ ‌‌​‍ ‌​ ‌​​ ‍​​ ​ ​ ‍‌​‍ ‌​ ‍​​ ‌‍​ ​‍​ ‍‌​‍ ‌​ ‌‌​ ‌‌​ ‌ ​ ​‍‌‍‌‍​ ‍​​ ​‍​ ‍‌​ ‌‌​ ‍​​ ​​‌‍‌‌​‍‌‍‌ ‌​‌ ‍‌‌ ​​‌‍‌‌​ ‌‌ ​ ‌‍‌‌‌ ‌​‌ ‌​‌‍‍‌‌‍ ‍‌‍‌ ‌ ​ ​‍‌‍‌ ​​‌‍​‌‌ ‌​‌‍‍​​ ‌‌‍‌‍‌‍ ‌‍ ‌ ‌​‌‍‌‌‌ ​‍‌​ ‌‌‍‌‌‌‍ ‍‌ ‌‌‌​‍‌‌ ‌​‌‍‌‌‌‍ ‌‌ ​ ​‍‌‌​ ‌‌‌​​‍‌‌ ‌‍‍ ‌‍‌‌‌ ‍‌​‍‌‌​ ​ ‌​‌​​‍‌‌​ ​ ‌​‌​​‍‌‌​ ​‍​ ​‍​ ‌‍‌‍‌‌​ ‍​​ ​ ​ ​​​ ‍‌​ ‌​​ ​​​ ​‍‌‍‌‍‌‍​ ​ ​‍​‍‌‌​ ​‍​ ​‍​‍‌‌​ ‌‌‌​‌​​‍ ‍‌‍ ​‌‍​‌‌‍​‍‌‍‌‌‌‍ ​​‍‌‍‌ ​​‌‍‌‌‌ ​‍‌ ​ ‌ ​​‌‍‌‌‌‍​ ‌ ‌​‌‍‍‌‌ ‌‍‌‍‌‌​ ‌‌ ​​‌ ‌‌‌‍​‍‌‍ ​‌‍‍‌‌ ​ ‌‍‍​‌‍‌‌‌‍‌​​‍​‍‌ ‌
contact@superpowerinstitute.com.au
PO Box 4109
Fitzroy, VIC 3065
Copyright 2026ABN 52 663 577 142 Privacy Policy Permissions
The Superpower Institute acknowledges the Traditional Owners of
Country throughout Australia. We pay our respects to Elders past
and present.​​​​‌ ‍ ​‍​‍‌‍ ‌ ​‍‌‍‍‌‌‍‌ ‌‍‍‌‌‍ ‍​‍​‍​ ‍‍​‍​‍‌ ​ ‌‍​‌‌‍ ‍‌‍‍‌‌ ‌​‌ ‍‌​‍ ‍‌‍‍‌‌‍ ​‍​‍​‍ ​​‍​‍‌‍‍​‌ ​‍‌‍‌‌‌‍‌‍​‍​‍​ ‍‍​‍​‍‌‍‍​‌ ‌​‌ ‌​‌ ​​​ ‍‍​‍ ​‍ ‌‍ ​‌‍ ‌‍​ ‌‍​‌‌‍ ​‌‍‍​‌‍ ‌ ​ ‌ ‌​​ ‍‍​ ​ ​ ​ ​ ​ ​ ​ ​‍ ‌‍‍‌‌‍ ‍‌ ‌​‌‍‌‌‌‍ ‍‌ ‌​​‍ ‌‍‌‌‌‍‌​‌‍‍‌‌ ‌​​‍ ‌‍ ‌‌‍ ‌‍‌​‌‍‌‌​ ‌‌ ​​‌ ​‍‌‍‌‌‌ ​ ‌‍‌‌‌‍ ‍‌ ‌​‌‍​‌‌ ‌​‌‍‍‌‌‍ ‌‍ ‍​ ‍ ‌‍‍‌‌‍‌​​ ‌​ ​‍​ ‌‍​ ‌‌​ ‌‍​ ​​‌‍‌‌​ ‍​​ ​​​‍ ‌​ ‌ ​ ‌​​ ‌‍​ ‌‌​‍ ‌​ ‌​​ ‍​​ ​ ​ ‍‌​‍ ‌​ ‍​​ ‌‍​ ​‍​ ‍‌​‍ ‌​ ‌‌​ ‌‌​ ‌ ​ ​‍‌‍‌‍​ ‍​​ ​‍​ ‍‌​ ‌‌​ ‍​​ ​​‌‍‌‌​ ‍ ‌ ‌​‌ ‍‌‌ ​​‌‍‌‌​ ‌‌ ​ ‌‍‌‌‌ ‌​‌ ‌​‌‍‍‌‌‍ ‍‌‍‌ ‌ ​ ​ ‍ ‌ ​​‌‍​‌‌ ‌​‌‍‍​​ ‌‌‍​‌‌‍​ ‌‍‍ ‌‍ ‍‌‍ ‌ ‌ ‌‍ ​‌‍‌‌‌‍‌​‌‍‌ ‌‍‌‌‌‍ ‌‌‍‌‌‌‍ ‍‌ ‌​​ ‌‍​‍‌‍​‌‌ ​ ‌‍‌‌‌‌‌‌‌ ​‍‌‍ ​​ ‌‌‍‍​‌ ‌​‌ ‌​‌ ​​​‍‌‌​ ​ ‌​​‌​‍‌‌​ ​‍‌​‌‍​‍‌‌​ ​‍‌​‌‍‌‍ ​‌‍ ‌‍​ ‌‍​‌‌‍ ​‌‍‍​‌‍ ‌ ​ ‌ ‌​​‍‌‌​ ​ ‌​​‌​ ​ ​ ​ ​ ​ ​ ​ ​‍‌‍‌‍‍‌‌‍‌​​ ‌​ ​‍​ ‌‍​ ‌‌​ ‌‍​ ​​‌‍‌‌​ ‍​​ ​​​‍ ‌​ ‌ ​ ‌​​ ‌‍​ ‌‌​‍ ‌​ ‌​​ ‍​​ ​ ​ ‍‌​‍ ‌​ ‍​​ ‌‍​ ​‍​ ‍‌​‍ ‌​ ‌‌​ ‌‌​ ‌ ​ ​‍‌‍‌‍​ ‍​​ ​‍​ ‍‌​ ‌‌​ ‍​​ ​​‌‍‌‌​‍‌‍‌ ‌​‌ ‍‌‌ ​​‌‍‌‌​ ‌‌ ​ ‌‍‌‌‌ ‌​‌ ‌​‌‍‍‌‌‍ ‍‌‍‌ ‌ ​ ​‍‌‍‌ ​​‌‍​‌‌ ‌​‌‍‍​​ ‌‌‍​‌‌‍​ ‌‍‍ ‌‍ ‍‌‍ ‌ ‌ ‌‍ ​‌‍‌‌‌‍‌​‌‍‌ ‌‍‌‌‌‍ ‌‌‍‌‌‌‍ ‍‌ ‌​​‍‌‍‌ ​​‌‍‌‌‌ ​‍‌ ​ ‌ ​​‌‍‌‌‌‍​ ‌ ‌​‌‍‍‌‌ ‌‍‌‍‌‌​ ‌‌ ​​‌ ‌‌‌‍​‍‌‍ ​‌‍‍‌‌ ​ ‌‍‍​‌‍‌‌‌‍‌​​‍​‍‌ ‌